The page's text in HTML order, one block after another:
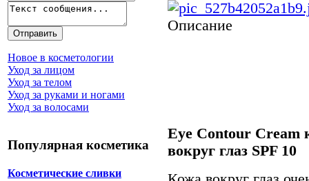
Новое в косметологии
Уход за лицом
Уход за телом
Уход за руками и ногами
Уход за волосами
Популярная косметика
Косметические сливки
Описание
Eye Contour Cream
вокруг глаз SPF 10